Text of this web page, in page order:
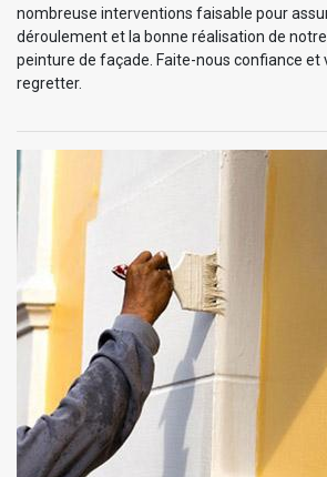
nombreuse interventions faisable pour
déroulement et la bonne réalisation de
peinture de façade. Faite-nous confiance et
regretter.